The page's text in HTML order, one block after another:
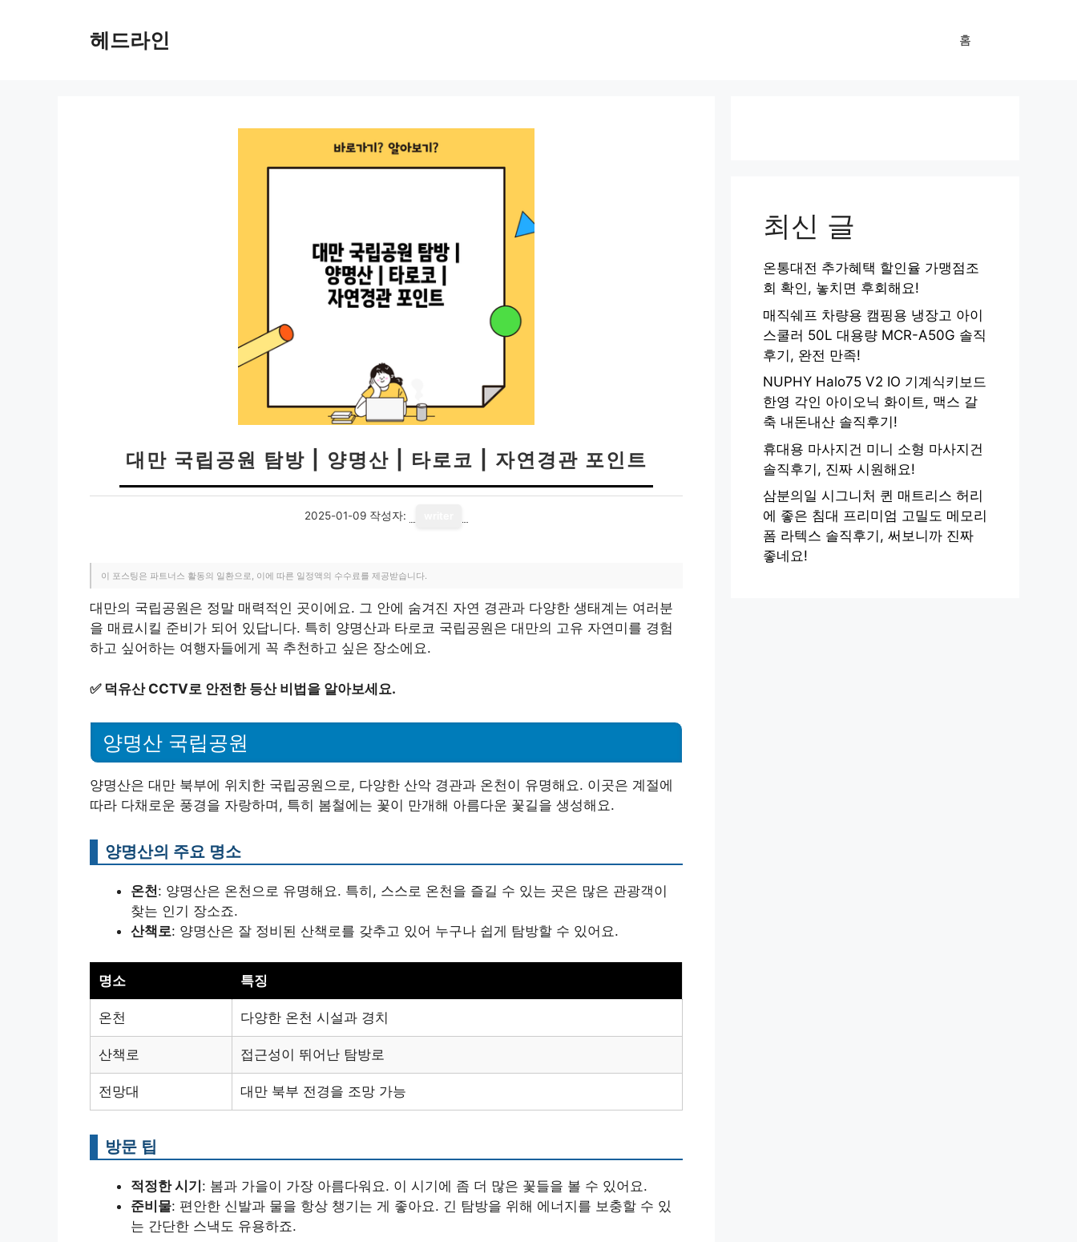
헤드라인 홈
대만 국립공원 탐방 | 양명산 | 타로코 | 자연경관 포인트
2025-01-09 작성자:
이 포스팅은 파트너스 활동의 일환으로, 이에 따른 일정액의 수수료를 제공받습니다.
대만의 국립공원은 정말 매력적인 곳이에요. 그 안에 숨겨진 자연 경관과 다양한 생태계는 여러분
을 매료시킬 준비가 되어 있답니다. 특히 양명산과 타로코 국립공원은 대만의 고유 자연미를 경험
하고 싶어하는 여행자들에게 꼭 추천하고 싶은 장소에요.
✅ 덕유산 CCTV로 안전한 등산 비법을 알아보세요.
양명산 국립공원
양명산은 대만 북부에 위치한 국립공원으로, 다양한 산악 경관과 온천이 유명해요. 이곳은 계절에
따라 다채로운 풍경을 자랑하며, 특히 봄철에는 꽃이 만개해 아름다운 꽃길을 생성해요.
양명산의 주요 명소
온천: 양명산은 온천으로 유명해요. 특히, 스스로 온천을 즐길 수 있는 곳은 많은 관광객이
찾는 인기 장소죠.
산책로: 양명산은 잘 정비된 산책로를 갖추고 있어 누구나 쉽게 탐방할 수 있어요.
명소 특징
온천 다양한 온천 시설과 경치
산책로 접근성이 뛰어난 탐방로
전망대 대만 북부 전경을 조망 가능
방문 팁
적정한 시기: 봄과 가을이 가장 아름다워요. 이 시기에 좀 더 많은 꽃들을 볼 수 있어요.
준비물: 편안한 신발과 물을 항상 챙기는 게 좋아요. 긴 탐방을 위해 에너지를 보충할 수 있
는 간단한 스낵도 유용하죠.
최신 글
온통대전 추가혜택 할인율 가맹점조
회 확인, 놓치면 후회해요!
매직쉐프 차량용 캠핑용 냉장고 아이
스쿨러 50L 대용량 MCR-A50G 솔직
후기, 완전 만족!
NUPHY Halo75 V2 IO 기계식키보드
한영 각인 아이오닉 화이트, 맥스 갈
축 내돈내산 솔직후기!
휴대용 마사지건 미니 소형 마사지건
솔직후기, 진짜 시원해요!
삼분의일 시그니처 퀸 매트리스 허리
에 좋은 침대 프리미엄 고밀도 메모리
폼 라텍스 솔직후기, 써보니까 진짜
좋네요!